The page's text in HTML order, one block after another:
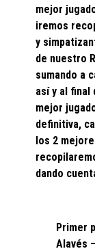
mejor
iremos
y
de nuestro
sumando a
así y al
mejor
definitiva,
los 2
dando
Primer
Alavés